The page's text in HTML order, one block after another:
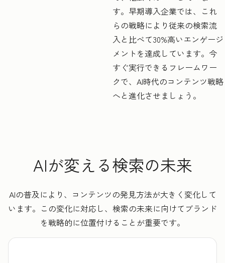
す。早期導入企業では、これ
らの戦略により従来の検索流
入と比べて30%高いエンゲージ
メントを達成しています。今
すぐ実行できるフレームワー
クで、AI時代のコンテンツ戦略
へと進化させましょう。
AIが変える検索の未来
AIの普及により、コンテンツの発見方法が大きく変化して
います。この変化に対応し、検索の未来に向けてブランド
を戦略的に位置付けることが重要です。